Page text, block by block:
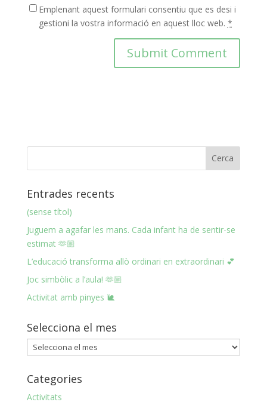
Emplenant aquest formulari consentiu que es desi i
gestioni la vostra informació en aquest lloc web. *
Entrades recents
(sense títol)
Juguem a agafar les mans. Cada infant ha de sentir-se
estimat 🫶🏼
L’educació transforma allò ordinari en extraordinari 💕
Joc simbòlic a l’aula! 🫶🏼
Activitat amb pinyes 🐌
Selecciona el mes
Selecciona
el
Categories
Activitats